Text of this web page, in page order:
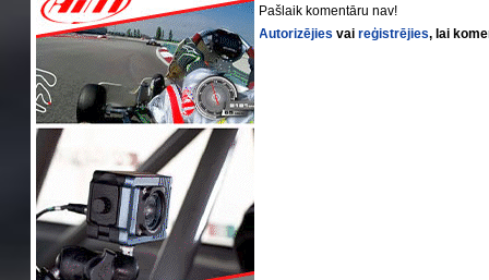
Pašlaik komentāru nav!
Autorizējies vaireģistrējies, lai